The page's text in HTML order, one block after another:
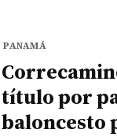
PANAMÁ
título por
baloncesto